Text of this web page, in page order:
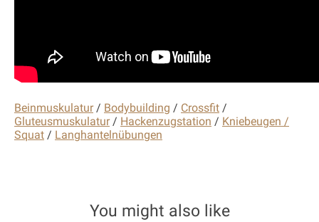
Beinmuskulatur/ Bodybuilding / Crossfit /
Gluteusmuskulatur/ Hackenzugstation / Kniebeugen /
Squat / Langhantelnübungen
You might also like